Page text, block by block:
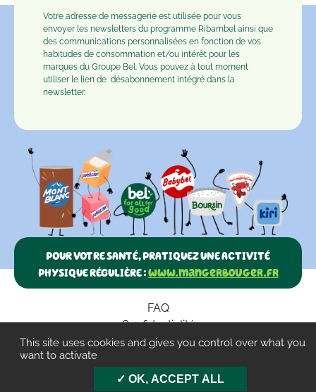
Votre adresse de messagerie est utilisée pour vous
envoyer les newsletters du programme Ribambel ainsi que
des communications personnalisées en fonction de vos
habitudes de consommation et/ou intérêt pour les
marques du Groupe Bel. Vous pouvez à tout moment
utiliser le lien de désabonnement intégré dans la
newsletter.
POUR VOTRE SANTÉ, PRATIQUEZ UNE ACTIVITÉ
PHYSIQUE RÉGULIÈRE :www.mangerbouger.fr
FAQ
Confidentialité
Paramètres des cookies
Mentions légales
This site uses cookies and gives you control over what you
want to activate
OK, ACCEPT ALL